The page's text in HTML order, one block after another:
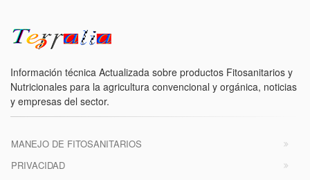
Información técnica Actualizada sobre productos Fitosanitarios y
Nutricionales para la agricultura convencional y orgánica, noticias
y empresas del sector.
MANEJO DE FITOSANITARIOS
PRIVACIDAD